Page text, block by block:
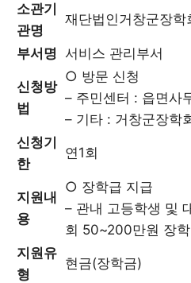
소관기
관명
재단법인거창군장학
부서명 서비스 관리부서
신청방
법
○ 방문 신청
– 주민센터 : 읍면사
– 기타 : 거창군장학
신청기
한
연1회
지원내
용
○ 장학급 지급
– 관내 고등학생 및
회 50~200만원 장
지원유
형
현금(장학금)